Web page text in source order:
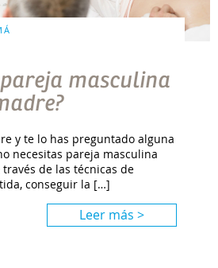
masculina
y te lo has preguntado alguna
necesitas pareja masculina
de las técnicas de
conseguir la […]
Leer más >